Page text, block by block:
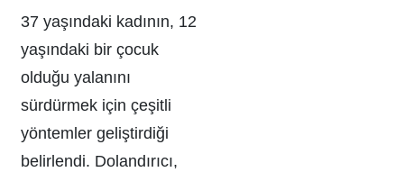
37 yaşındaki kadının, 12
yaşındaki bir çocuk
olduğu yalanını
sürdürmek için çeşitli
yöntemler geliştirdiği
belirlendi. Dolandırıcı,